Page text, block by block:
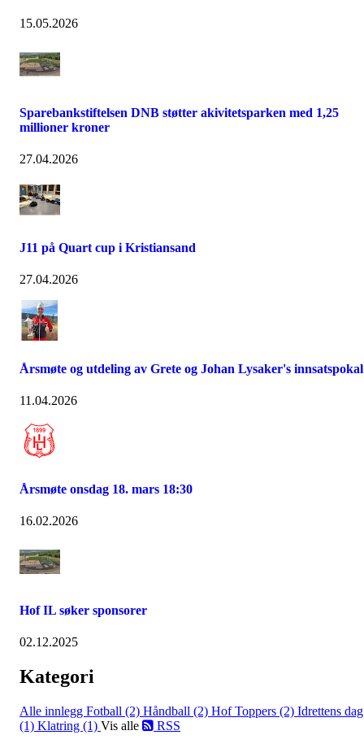
15.05.2026
Sparebankstiftelsen DNB støtter akivitetsparken med 1,25
millioner kroner
27.04.2026
J11 på Quart cup i Kristiansand
27.04.2026
Årsmøte og utdeling av Grete og Johan Lysaker's innsatspokal
11.04.2026
Årsmøte onsdag 18. mars 18:30
16.02.2026
Hof IL søker sponsorer
02.12.2025
Kategori
Alle innlegg Fotball (2) Håndball (2) Hof Toppers (2) Idrettens dag
(1) Klatring (1) Vis alle RSS